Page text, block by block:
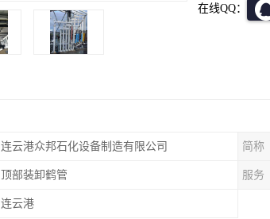
在线QQ：
连云港众邦石化设备制造有限公司 简称
顶部装卸鹤管 服务
连云港